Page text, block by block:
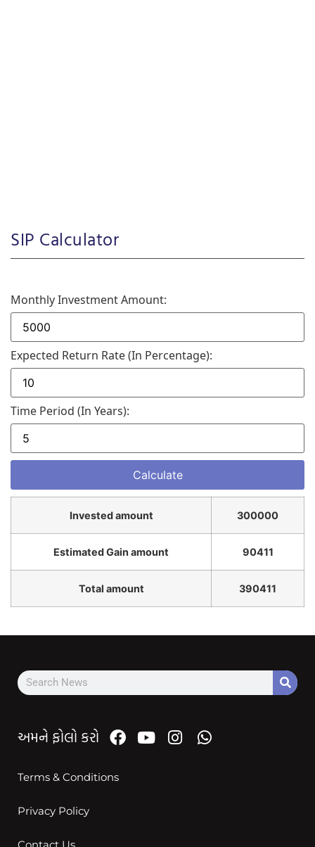
SIP Calculator
Monthly Investment Amount:
Expected Return Rate (in Percentage):
Time Period (in Years):
Invested amount 300000
Estimated Gain amount 90411
Total amount 390411
અમને ફોલો કરો
Terms & Conditions
Privacy Policy